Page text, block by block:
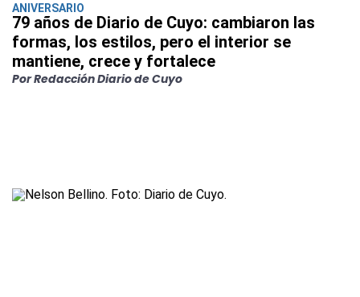
ANIVERSARIO
79 años de Diario de Cuyo: cambiaron las
formas, los estilos, pero el interior se
mantiene, crece y fortalece
Por Redacción Diario de Cuyo